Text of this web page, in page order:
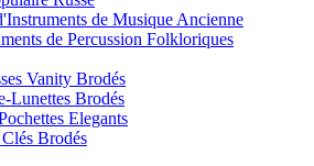
de Musique Ancienne
de Percussion Folkloriques
Vanity Brodés
Lunettes Brodés
Elegants
Brodés